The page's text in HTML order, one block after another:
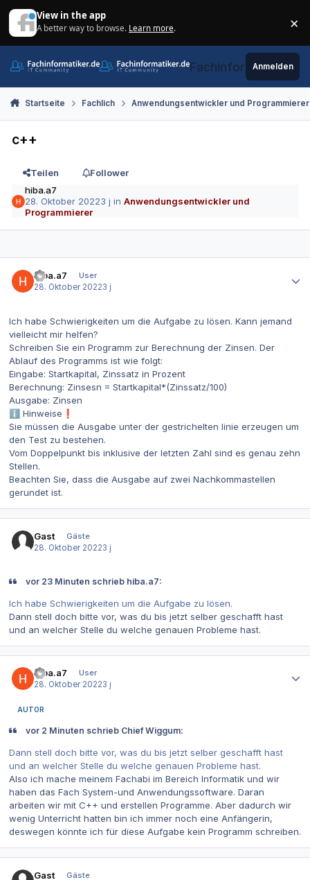
View in the app
A better way to browse. Learn more. ×
Fachinformatiker.de
Anmelden
Startseite Fachlich Anwendungsentwickler und Programmierer
c++
Teilen
Follower
hiba.a7
28. Oktober 20223 j inAnwendungsentwickler und
Programmierer
hiba.a7
User
28. Oktober 20223 j
Ich habe Schwierigkeiten um die Aufgabe zu lösen. Kann jemand
vielleicht mir helfen?
Schreiben Sie ein Programm zur Berechnung der Zinsen. Der
Ablauf des Programms ist wie folgt:
Eingabe: Startkapital, Zinssatz in Prozent
Berechnung: Zinsesn = Startkapital*(Zinssatz/100)
Ausgabe: Zinsen
ℹ️ Hinweise ❗
Sie müssen die Ausgabe unter der gestrichelten linie erzeugen um
den Test zu bestehen.
Vom Doppelpunkt bis inklusive der letzten Zahl sind es genau zehn
Stellen.
Beachten Sie, dass die Ausgabe auf zwei Nachkommastellen
gerundet ist.
Gast
Gäste
28. Oktober 20223 j
vor 23 Minuten schrieb hiba.a7:
Ich habe Schwierigkeiten um die Aufgabe zu lösen.
Dann stell doch bitte vor, was du bis jetzt selber geschafft hast
und an welcher Stelle du welche genauen Probleme hast.
hiba.a7
User
28. Oktober 20223 j
AUTOR
vor 2 Minuten schrieb Chief Wiggum:
Dann stell doch bitte vor, was du bis jetzt selber geschafft hast
und an welcher Stelle du welche genauen Probleme hast.
Also ich mache meinem Fachabi im Bereich Informatik und wir
haben das Fach System-und Anwendungssoftware. Daran
arbeiten wir mit C++ und erstellen Programme. Aber dadurch wir
wenig Unterricht hatten bin ich immer noch eine Anfängerin,
deswegen könnte ich für diese Aufgabe kein Programm schreiben.
Gast
Gäste